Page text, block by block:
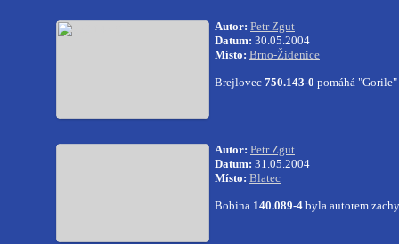
Autor: Petr Zgut
Datum: 30.05.2004
Místo: Brno-Židenice
Brejlovec 750.143-0 pomáhá
Autor: Petr Zgut
Datum: 31.05.2004
Místo: Blatec
Bobina 140.089-4 byla autorem